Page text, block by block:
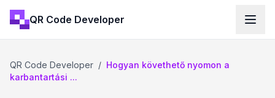
QR Code Developer
QR Code Developer / Hogyan követhető nyomon a
karbantartási ...